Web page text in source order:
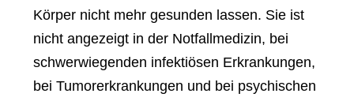
Körper nicht mehr gesunden lassen. Sie ist
nicht angezeigt in der Notfallmedizin, bei
schwerwiegenden infektiösen Erkrankungen,
bei Tumorerkrankungen und bei psychischen